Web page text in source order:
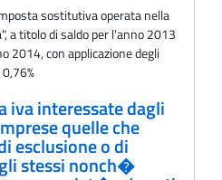
sostitutiva operata nella
a titolo di saldo per l'anno 2013
2014, con applicazione degli
iva interessate dagli
quelle che
esclusione o di
stessi nonch�